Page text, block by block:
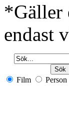
*Gäller
endast
Film Person